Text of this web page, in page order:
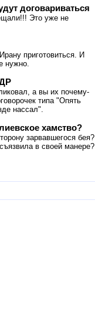
договариваться
Это уже не
приготовиться. И
нужно.
а вы их почему-
типа "Опять
нассал".
хамство?
зарвавшегося бея?
в своей манере?